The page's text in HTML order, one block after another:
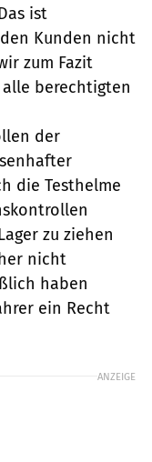
ist
Kunden nicht
zum Fazit
berechtigten
der
die Testhelme
zu ziehen 
nicht
haben
ein Recht
ANZEIGE